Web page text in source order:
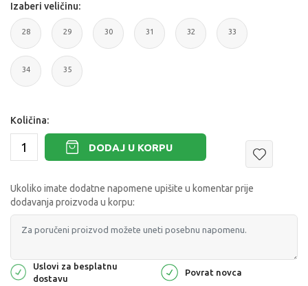
Izaberi veličinu:
28 29 30 31 32 33
34 35
Količina:
DODAJ U KORPU
Ukoliko imate dodatne napomene upišite u komentar prije
dodavanja proizvoda u korpu:
Uslovi za besplatnu
dostavu
Povrat novca